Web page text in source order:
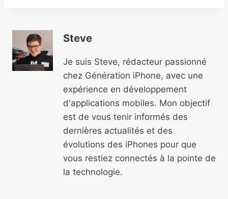
Steve
Je suis Steve, rédacteur passionné
chez Génération iPhone, avec une
expérience en développement
d'applications mobiles. Mon objectif
est de vous tenir informés des
dernières actualités et des
évolutions des iPhones pour que
vous restiez connectés à la pointe de
la technologie.